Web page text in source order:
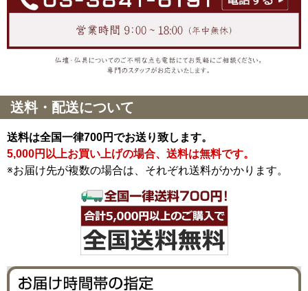
送料・配送について
送料は全国一律700円でお送り致します。
5,000円以上お買い上げの場合、送料は無料です。
※お届け先が複数の場合は、それぞれ送料がかかります。